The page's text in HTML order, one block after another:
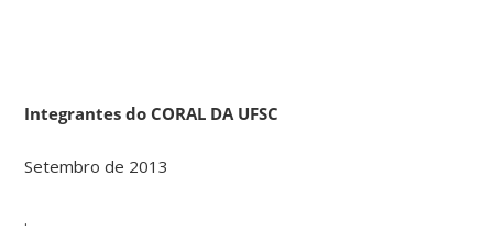
Integrantes do CORAL DA UFSC
Setembro de 2013
.